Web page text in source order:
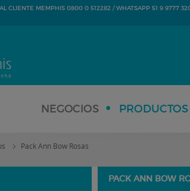
CLIENTE MEMPHIS 0800 0 512282 / WHATSAPP 51 9 9777
NEGOCIOS PRODUCTOS
Pack Ann Bow Rosas
PACK ANN BOW